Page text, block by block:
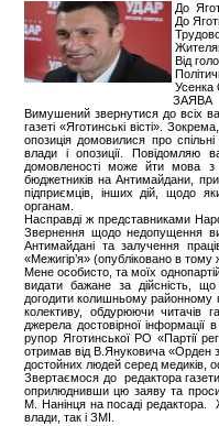
До
До
Від
Усенка
ЗАЯВА
Вимушений звернутися до всіх
газеті «Яготинські вісті».
опозиція домовилися про
влади і опозиції.
домовленості може йти мова з
бюджетників на Антимайдани,
підприємців, інших дій, щодо
органам.
Насправді ж представниками
Звернення щодо недопущення
Антимайдані та залучення
«Межигір’я» (опубліковано в тому
Мене особисто, та моїх
видати бажане за дійсність,
догодити колишньому районному
колективу, обдурюючи читачів
джерела достовірної
рупор Яготинської РО «Партії
отримав від В.Януковича «Орден
достойних людей серед медиків,
Звертаємося до редактора
оприлюднивши цю заяву та
М. Нанінця на посаді редактора.
влади, так і ЗМІ.